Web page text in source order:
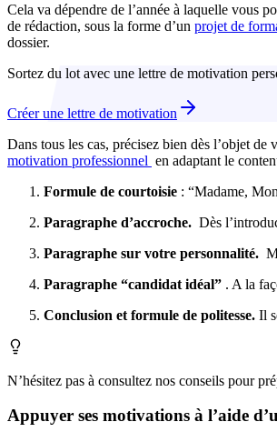
Cela va dépendre de l’année à laquelle vous
de rédaction, sous la forme d’un projet de
dossier.
Sortez du lot avec une lettre de motivation
Créer une lettre de motivation
Dans tous les cas, précisez bien dès l’objet
motivation professionnel en adaptant le
Formule de courtoisie : “Madame,
Paragraphe d’accroche. Dès
Paragraphe sur votre personnalité.
Paragraphe “candidat idéal” . A la
Conclusion et formule de politesse. Il
N’hésitez pas à consultez nos conseils pour
Appuyer ses motivations à l’aide